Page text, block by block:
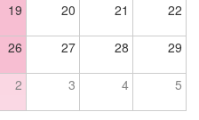
19 20 21 22
26 27 28 29
2 3 4 5